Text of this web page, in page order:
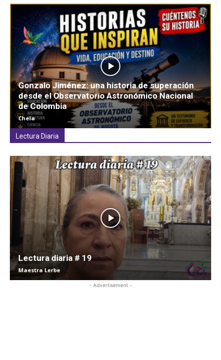
Gonzalo Jiménez: una historia de superación
desde el Observatorio Astronómico Nacional
de Colombia
Chela
Lectura Diaria
Lectura diaria # 19
Maestra Lerbe
- Advertisement -